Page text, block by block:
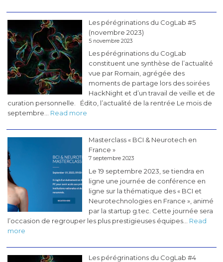
Les pérégrinations du CogLab #5
(novembre 2023)
5 novembre 2023
Les pérégrinations du CogLab
constituent une synthèse de l’actualité
vue par Romain, agrégée des
moments de partage lors des soirées
HackNight et d’un travail de veille et de
curation personnelle. Édito, l’actualité de la rentrée Le mois de
septembre… Read more
pérégrinations
du
CogLab
#5
(novembre
2023)
Masterclass « BCI & Neurotech en
France »
7 septembre 2023
Le 19 septembre 2023, se tiendra en
ligne une journée de conférence en
ligne sur la thématique des « BCI et
Neurotechnologies en France », animé
par la startup g.tec. Cette journée sera
l’occasion de regrouper les plus prestigieuses équipes… Read
more
«
Les pérégrinations du CogLab #4